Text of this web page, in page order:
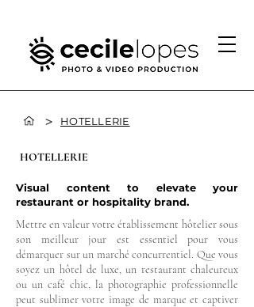
> HOTELLERIE
HOTELLERIE
Visual content to elevate your
restaurant or hospitality brand.
Mettre en valeur votre établissement hôtelier sous
son meilleur jour est essentiel pour vous
démarquer sur un marché concurrentiel. Que vous
soyez un hôtel de luxe, un restaurant chaleureux
ou un café chic, la photographie professionnelle
peut sublimer votre image de marque et captiver